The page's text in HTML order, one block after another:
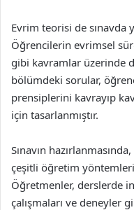
Evrim teorisi de
Öğrencilerin evrimsel
gibi kavramlar üzerinde
bölümdeki sorular,
prensiplerini kavrayıp
için tasarlanmıştır.
Sınavın
çeşitli öğretim yöntemleri
Öğretmenler, derslerde
çalışmaları ve deneyler